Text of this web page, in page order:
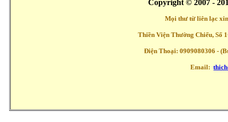
Copyright © 2007 -
Mọi thư từ liên lạc
Thiền Viện Thường Chiếu, Số
Điện Thoại: 0909080306 -
Email: